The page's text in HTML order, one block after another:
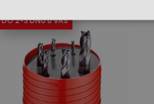
DO 2-3 DNŮ U VÁS